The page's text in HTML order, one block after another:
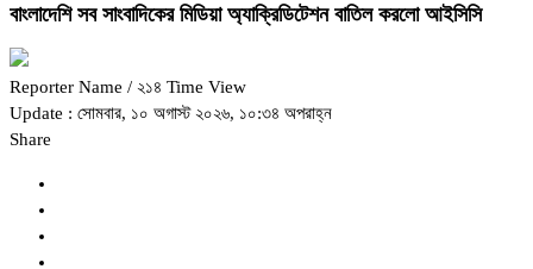
বাংলাদেশি সব সাংবাদিকের মিডিয়া অ্যাক্রিডিটেশন বাতিল করলো আইসিসি
Reporter Name / ২১৪ Time View
Update : সোমবার, ১০ অগাস্ট ২০২৬, ১০:৩৪ অপরাহ্ন
Share